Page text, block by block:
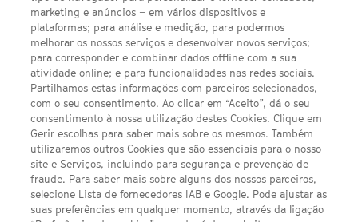
LINKS ÚTEIS
Escolhas de Anúncios
Política de privacidade
Termos E Condições
FILMES
marketing e anúncios – em vários dispositivos e
plataformas; para análise e medição, para podermos
melhorar os nossos serviços e desenvolver novos serviços;
para corresponder e combinar dados offline com a sua
atividade online; e para funcionalidades nas redes sociais.
Partilhamos estas informações com parceiros selecionados,
com o seu consentimento. Ao clicar em “Aceito”, dá o seu
consentimento à nossa utilização destes Cookies. Clique em
Gerir escolhas para saber mais sobre os mesmos. Também
utilizaremos outros Cookies que são essenciais para o nosso
site e Serviços, incluindo para segurança e prevenção de
fraude. Para saber mais sobre alguns dos nossos parceiros,
selecione Lista de fornecedores IAB e Google. Pode ajustar as
suas preferências em qualquer momento, através da ligação